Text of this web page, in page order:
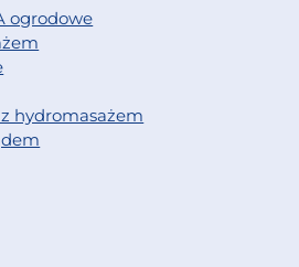
ogrodowe
hydromasażem